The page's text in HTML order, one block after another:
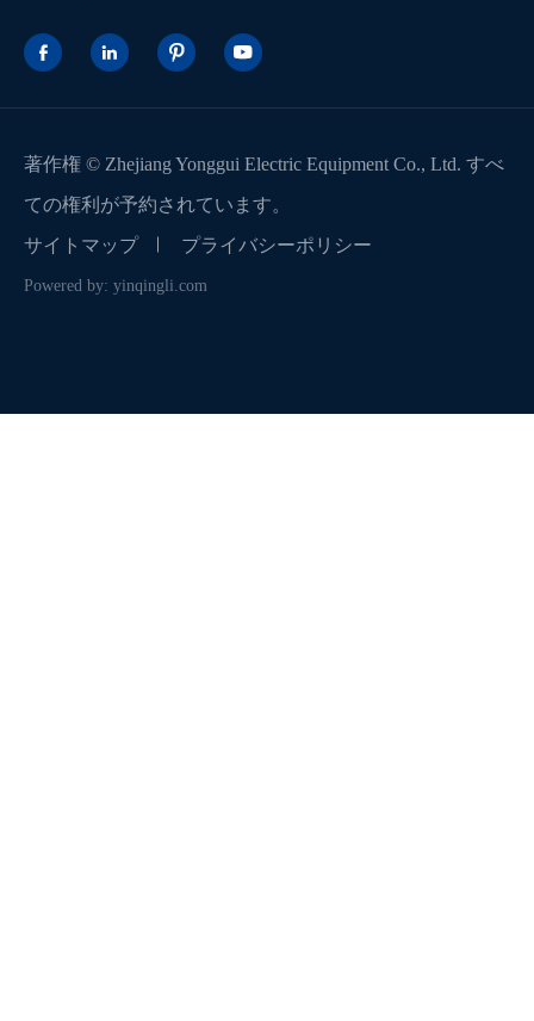
   
著作権 © Zhejiang Yonggui Electric Equipment Co., Ltd. すべ
ての権利が予約されています。
サイトマップ
プライバシーポリシー
Powered by: yinqingli.com